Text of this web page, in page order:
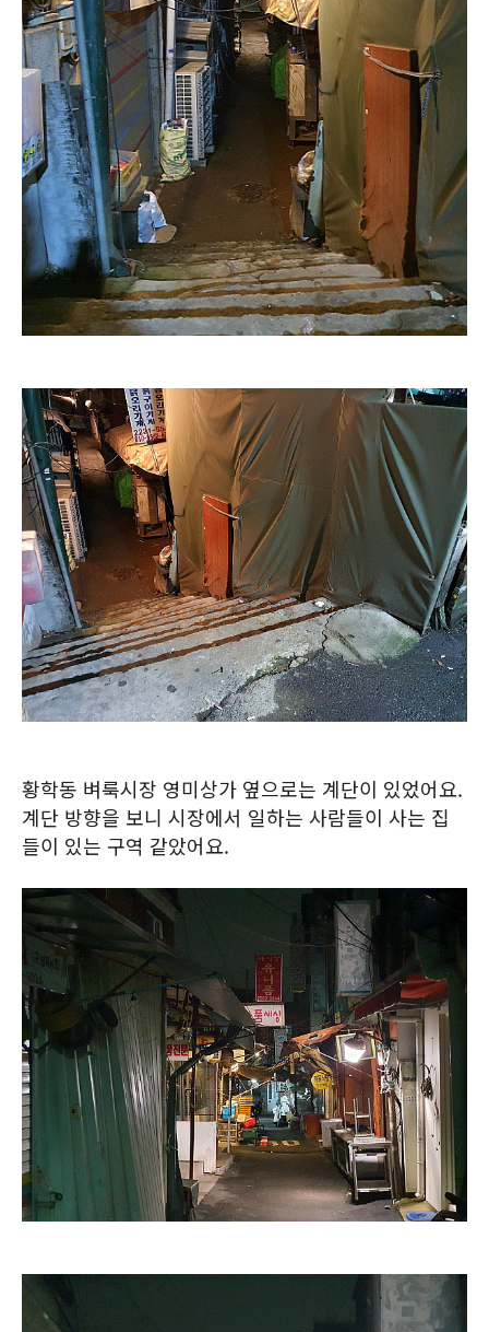
황학동 벼룩시장 영미상가 옆으로는 계단이 있었어요.
계단 방향을 보니 시장에서 일하는 사람들이 사는 집
들이 있는 구역 같았어요.